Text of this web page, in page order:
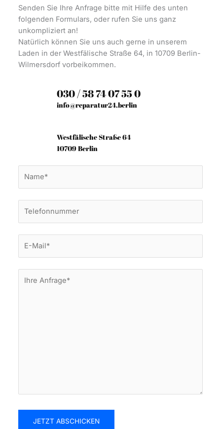
Senden Sie Ihre Anfrage bitte mit Hilfe des unten
folgenden Formulars, oder rufen Sie uns ganz
unkompliziert an!
Natürlich können Sie uns auch gerne in unserem
Laden in der Westfälische Straße 64, in 10709 Berlin-
Wilmersdorf vorbeikommen.
030 / 58 74 07 55 0
info@reparatur24.berlin
Westfälische Straße 64
10709 Berlin